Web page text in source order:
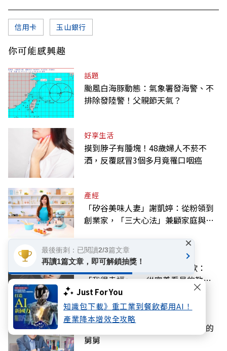
Just For You
知識包下載》重工業到餐飲都用AI！
產業降本增效全攻略
信用卡 玉山銀行
你可能感興趣
話題
颱風白海豚動態：氣象署發海警、不
排除發陸警！父親節天氣？
好享生活
摸到脖子有腫塊！48歲婦人不菸不
酒，反覆感冒3個多月竟罹口咽癌
產經
「矽谷美味人妻」謝凱婷：從粉領到
創業家，「三大心法」兼顧家庭與事
教育
首個沒有爸爸的父親節，林逸欣：
「我很幸福」——從富養看見的教養
課
話題
周行一追憶高希均：天底下找不到的
舅舅
最後衝刺：已閱讀2/3篇文章
再讀1篇文章，即可解鎖抽獎！
×